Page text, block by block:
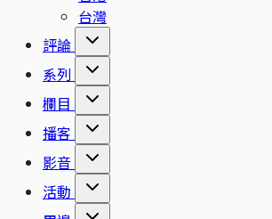
台灣
評論
系列
欄目
播客
影音
活動